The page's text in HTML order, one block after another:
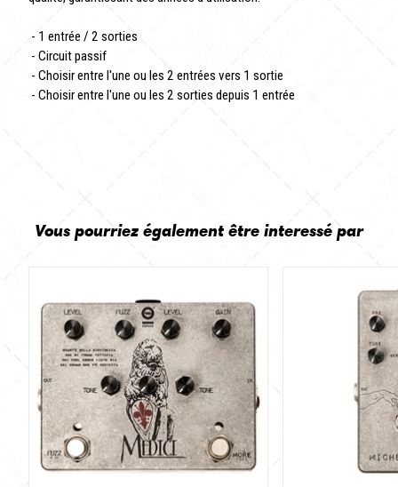
- 1 entrée / 2 sorties
- Circuit passif
- Choisir entre l'une ou les 2 entrées vers 1 sortie
- Choisir entre l'une ou les 2 sorties depuis 1 entrée
Vous pourriez également être interessé par